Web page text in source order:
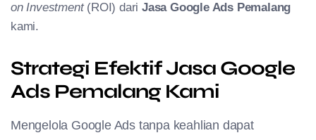
on Investment(ROI) dariJasa Google Ads Pemalang
kami.
Strategi Efektif Jasa Google
Ads Pemalang Kami
Mengelola Google Ads tanpa keahlian dapat